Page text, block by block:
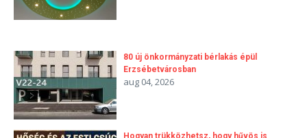
80 új önkormányzati bérlakás épül
Erzsébetvárosban
aug 04, 2026
Hogyan trükközhetsz, hogy hűvös is